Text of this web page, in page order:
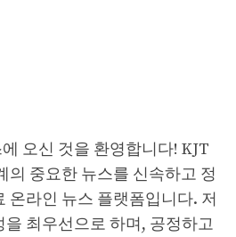
오신 것을 환영합니다! KJT
의 중요한 뉴스를 신속하고 정
온라인 뉴스 플랫폼입니다. 저
최우선으로 하며, 공정하고